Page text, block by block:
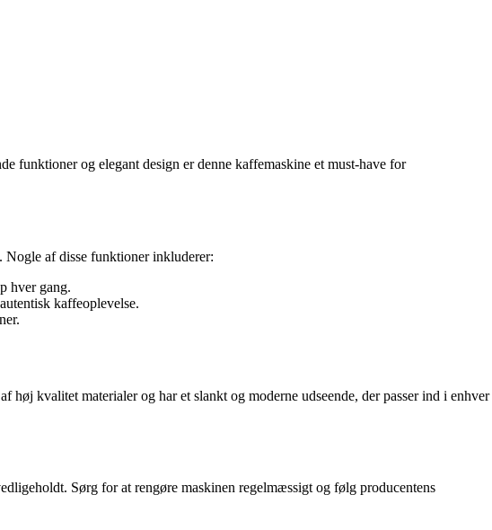
funktioner og elegant design er denne kaffemaskine et must-have for
af disse funktioner inkluderer:
hver gang.
kaffeoplevelse.
kvalitet materialer og har et slankt og moderne udseende, der passer ind i enhver
Sørg for at rengøre maskinen regelmæssigt og følg producentens